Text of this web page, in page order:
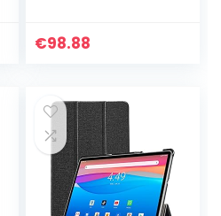
10.1″ IPS Display,
€98.88